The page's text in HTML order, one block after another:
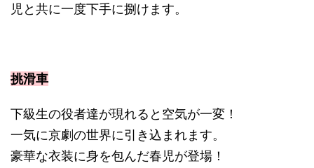
児と共に一度下手に捌けます。
挑滑車
下級生の役者達が現れると空気が一変！
一気に京劇の世界に引き込まれます。
豪華な衣装に身を包んだ春児が登場！